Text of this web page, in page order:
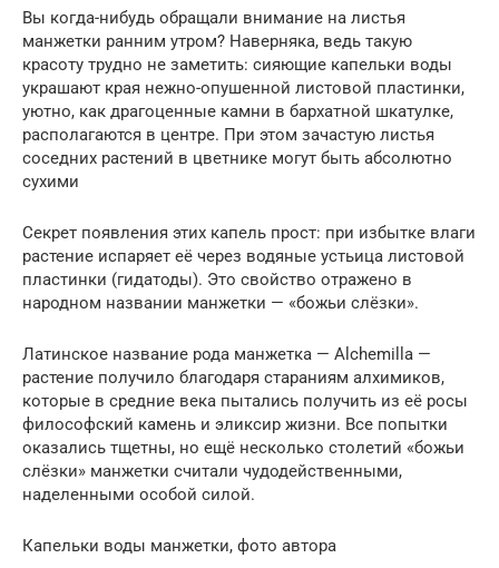
Вы когда-нибудь обращали внимание на листья
манжетки ранним утром? Наверняка, ведь такую
красоту трудно не заметить: сияющие капельки воды
украшают края нежно-опушенной листовой пластинки,
уютно, как драгоценные камни в бархатной шкатулке,
располагаются в центре. При этом зачастую листья
соседних растений в цветнике могут быть абсолютно
сухими
Секрет появления этих капель прост: при избытке влаги
растение испаряет её через водяные устьица листовой
пластинки (гидатоды). Это свойство отражено в
народном названии манжетки — «божьи слёзки».
Латинское название рода манжетка — Alchemilla —
растение получило благодаря стараниям алхимиков,
которые в средние века пытались получить из её росы
философский камень и эликсир жизни. Все попытки
оказались тщетны, но ещё несколько столетий «божьи
слёзки» манжетки считали чудодейственными,
наделенными особой силой.
Капельки воды манжетки, фото автора